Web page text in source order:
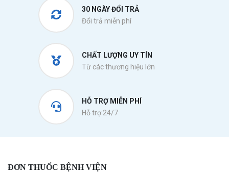
30 NGÀY ĐỔI TRẢ
Đổi trả miễn phí
CHẤT LƯỢNG UY TÍN
Từ các thương hiệu lớn
HỖ TRỢ MIỄN PHÍ
Hỗ trợ 24/7
ĐƠN THUỐC BỆNH VIỆN